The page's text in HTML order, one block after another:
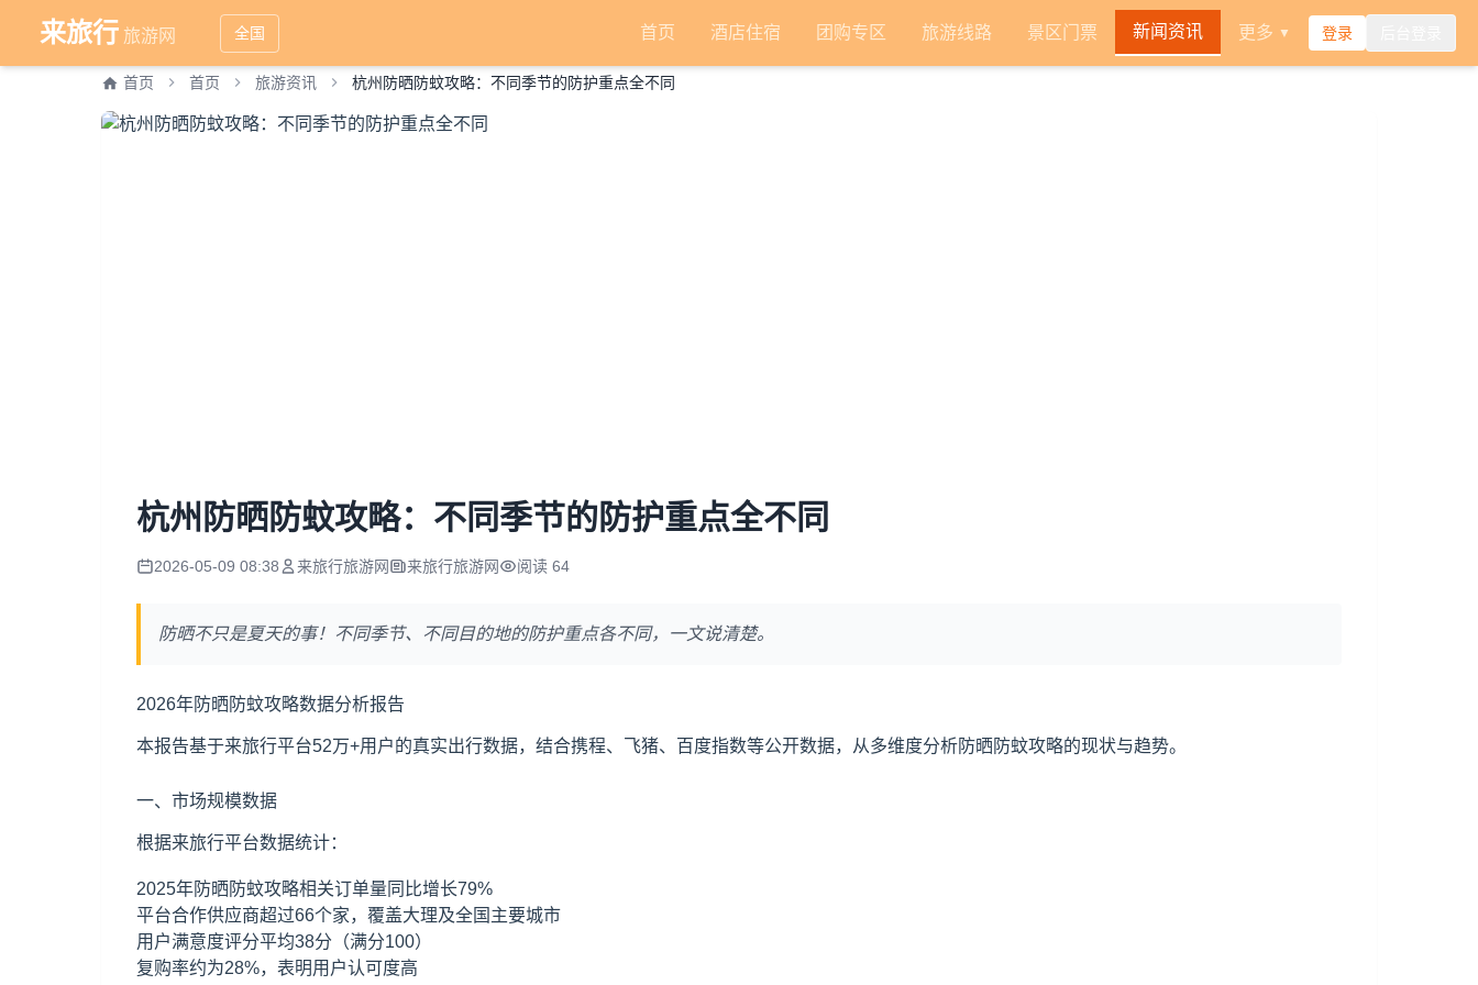
来旅行 旅游网 全国 首页 酒店住宿 团购专区 旅游线路 景区门票 新闻资讯 更多 ▼ 登录
首页 首页 旅游资讯 杭州防晒防蚊攻略：不同季节的防护重点全不同
杭州防晒防蚊攻略：不同季节的防护重点全不同
2026-05-09 08:38 来旅行旅游网 来旅行旅游网 阅读 64
防晒不只是夏天的事！不同季节、不同目的地的防护重点各不同，一文说清楚。
2026年防晒防蚊攻略数据分析报告
本报告基于来旅行平台52万+用户的真实出行数据，结合携程、飞猪、百度指数等公开数据，从多维度分析防晒防蚊攻略的现状与趋势。
一、市场规模数据
根据来旅行平台数据统计：
2025年防晒防蚊攻略相关订单量同比增长79%
平台合作供应商超过66个家，覆盖大理及全国主要城市
用户满意度评分平均38分（满分100）
复购率约为28%，表明用户认可度高